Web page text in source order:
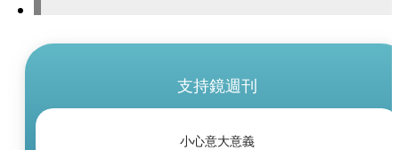
支持鏡週刊
小心意大意義